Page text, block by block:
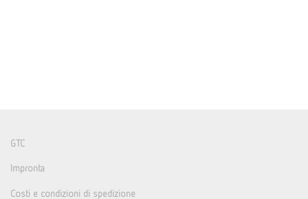
GTC
Impronta
Costi e condizioni di spedizione